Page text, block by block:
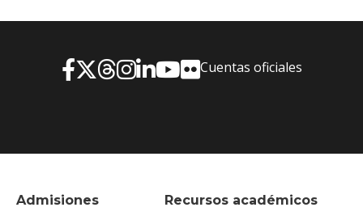
Admisiones Recursos académicos
Cuentas oficiales